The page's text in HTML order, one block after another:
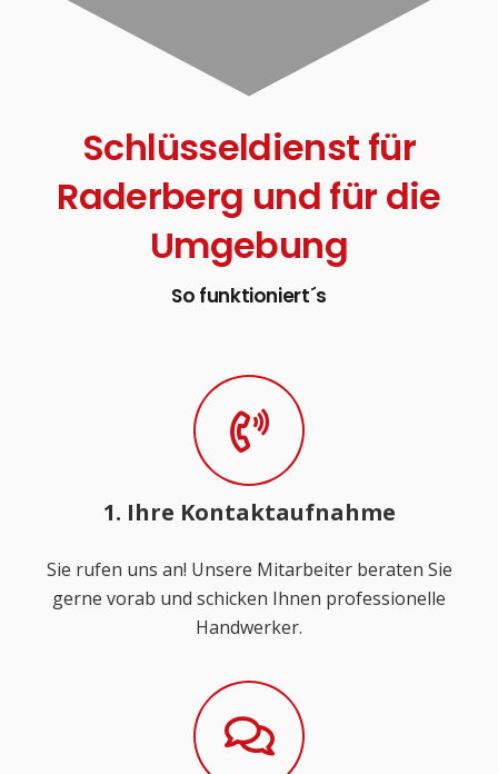
Schlüsseldienst für
Raderberg und für die
Umgebung
So funktioniert´s
1. Ihre Kontaktaufnahme
Sie rufen uns an! Unsere Mitarbeiter beraten Sie
gerne vorab und schicken Ihnen professionelle
Handwerker.